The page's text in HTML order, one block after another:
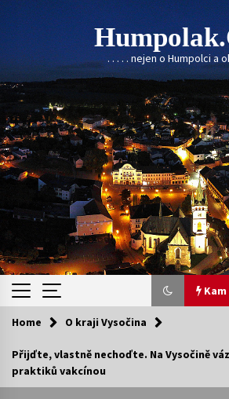
Skip
to
content
. . . . . nejen o Humpolci a
Kam za kulturou?
Home O kraji Vysočina
Přijďte, vlastně nechoďte. Na Vysočině
praktiků vakcínou